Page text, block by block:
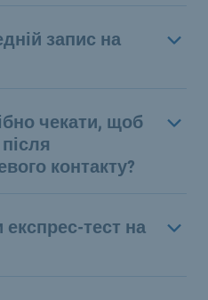
запис на
чекати, щоб
контакту?
тест на